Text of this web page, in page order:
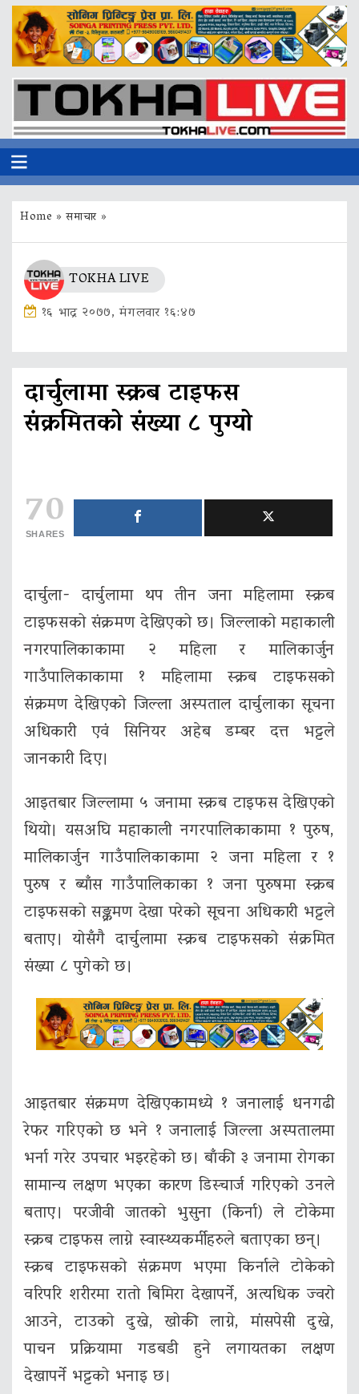
Home »समाचार »
TOKHA LIVE
१६ भाद्र २०७७, मंगलवार १६:४७
दार्चुलामा स्क्रब टाइफस
संक्रमितको संख्या ८ पुग्यो
70
SHARES
दार्चुला- दार्चुलामा थप तीन जना महिलामा स्क्रब
टाइफसको संक्रमण देखिएको छ। जिल्लाको महाकाली
नगरपालिकाकामा २ महिला र मालिकार्जुन
गाउँपालिकाकामा १ महिलामा स्क्रब टाइफसको
संक्रमण देखिएको जिल्ला अस्पताल दार्चुलाका सूचना
अधिकारी एवं सिनियर अहेब डम्बर दत्त भट्टले
जानकारी दिए।
आइतबार जिल्लामा ५ जनामा स्क्रब टाइफस देखिएको
थियो। यसअघि महाकाली नगरपालिकाकामा १ पुरुष,
मालिकार्जुन गाउँपालिकाकामा २ जना महिला र १
पुरुष र ब्याँस गाउँपालिकाका १ जना पुरुषमा स्क्रब
टाइफसको सङ्क्रमण देखा परेको सूचना अधिकारी भट्टले
बताए। योसँगै दार्चुलामा स्क्रब टाइफसको संक्रमित
संख्या ८ पुगेको छ।
आइतबार संक्रमण देखिएकामध्ये १ जनालाई धनगढी
रेफर गरिएको छ भने १ जनालाई जिल्ला अस्पतालमा
भर्ना गरेर उपचार भइरहेको छ। बाँकी ३ जनामा रोगका
सामान्य लक्षण भएका कारण डिस्चार्ज गरिएको उनले
बताए। परजीवी जातको भुसुना (किर्ना) ले टोकेमा
स्क्रब टाइफस लाग्ने स्वास्थ्यकर्मीहरुले बताएका छन्।
स्क्रब टाइफसको संक्रमण भएमा किर्नाले टोकेको
वरिपरि शरीरमा रातो बिमिरा देखापर्ने, अत्यधिक ज्वरो
आउने, टाउको दुख्ने, खोकी लाग्ने, मांसपेसी दुख्ने,
पाचन प्रक्रियामा गडबडी हुने लगायतका लक्षण
देखापर्ने भट्टको भनाइ छ।